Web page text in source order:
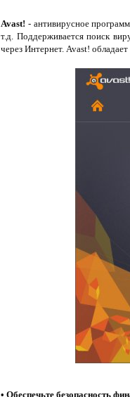
Avast! - антивирусное
т.д. Поддерживается поиск
через Интернет. Avast!
• Обеспечьте безопасность